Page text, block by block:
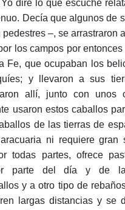
diré lo que escuché
Decía que algunos de
–, se arrastraron
los campos por
Fe, que ocupaban los
y llevaron a sus
allí, junto con unos
usaron estos caballos
de las tierras de
ni requiere gran
todas partes, ofrece
parte del día y de
y a otro tipo de
largas distancias y se